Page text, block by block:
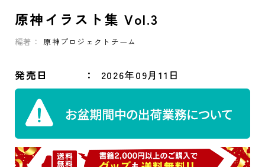
原神イラスト集 Vol.3
編著： 原神プロジェクトチーム
発売日 2026年09月11日